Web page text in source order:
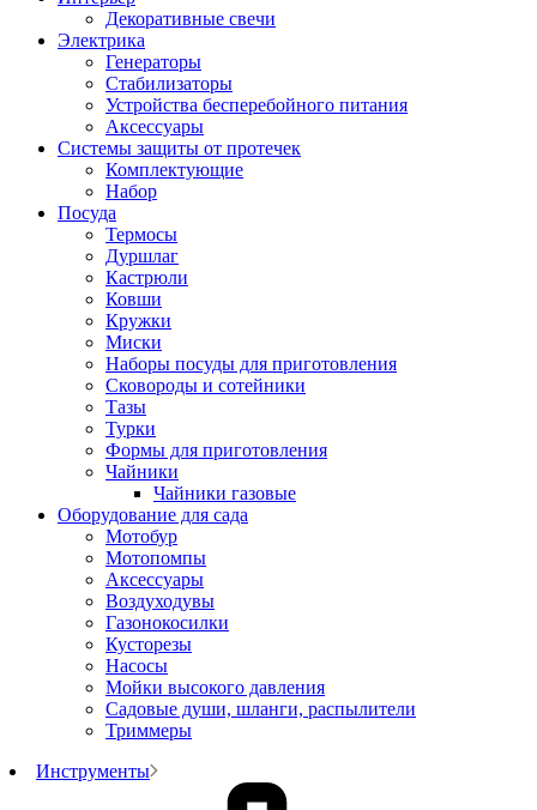
Декоративные свечи
Электрика
Генераторы
Стабилизаторы
Устройства бесперебойного питания
Аксессуары
Системы защиты от протечек
Комплектующие
Набор
Посуда
Термосы
Дуршлаг
Кастрюли
Ковши
Кружки
Миски
Наборы посуды для приготовления
Сковороды и сотейники
Тазы
Турки
Формы для приготовления
Чайники
Чайники газовые
Оборудование для сада
Мотобур
Мотопомпы
Аксессуары
Воздуходувы
Газонокосилки
Кусторезы
Насосы
Мойки высокого давления
Садовые души, шланги, распылители
Триммеры
Инструменты